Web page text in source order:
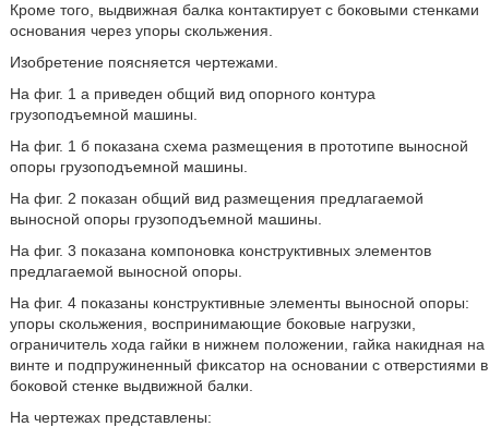
Кроме того, выдвижная балка контактирует с боковыми стенками
основания через упоры скольжения.
Изобретение поясняется чертежами.
На фиг. 1 а приведен общий вид опорного контура
грузоподъемной машины.
На фиг. 1 б показана схема размещения в прототипе выносной
опоры грузоподъемной машины.
На фиг. 2 показан общий вид размещения предлагаемой
выносной опоры грузоподъемной машины.
На фиг. 3 показана компоновка конструктивных элементов
предлагаемой выносной опоры.
На фиг. 4 показаны конструктивные элементы выносной опоры:
упоры скольжения, воспринимающие боковые нагрузки,
ограничитель хода гайки в нижнем положении, гайка накидная на
винте и подпружиненный фиксатор на основании с отверстиями в
боковой стенке выдвижной балки.
На чертежах представлены: